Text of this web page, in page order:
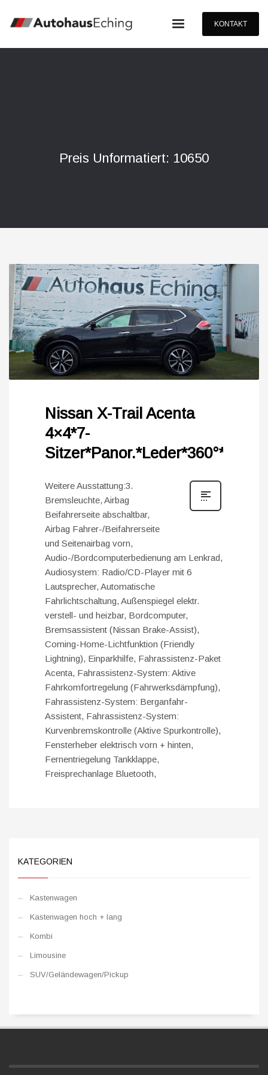
KONTAKT
Preis Unformatiert: 10650
Nissan X-Trail Acenta
4×4*7-
Sitzer*Panor.*Leder*360°*
Weitere Ausstattung:3.
Bremsleuchte, Airbag
Beifahrerseite abschaltbar,
Airbag Fahrer-/Beifahrerseite
und Seitenairbag vorn,
Audio-/Bordcomputerbedienung am Lenkrad,
Audiosystem: Radio/CD-Player mit 6
Lautsprecher, Automatische
Fahrlichtschaltung, Außenspiegel elektr.
verstell- und heizbar, Bordcomputer,
Bremsassistent (Nissan Brake-Assist),
Coming-Home-Lichtfunktion (Friendly
Lightning), Einparkhilfe, Fahrassistenz-Paket
Acenta, Fahrassistenz-System: Aktive
Fahrkomfortregelung (Fahrwerksdämpfung),
Fahrassistenz-System: Berganfahr-
Assistent, Fahrassistenz-System:
Kurvenbremskontrolle (Aktive Spurkontrolle),
Fensterheber elektrisch vorn + hinten,
Fernentriegelung Tankklappe,
Freisprechanlage Bluetooth,
KATEGORIEN
Kastenwagen
Kastenwagen hoch + lang
Kombi
Limousine
SUV/Geländewagen/Pickup